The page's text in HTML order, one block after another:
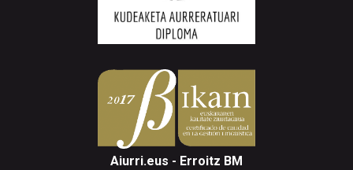
Aiurri.eus - Erroitz BM